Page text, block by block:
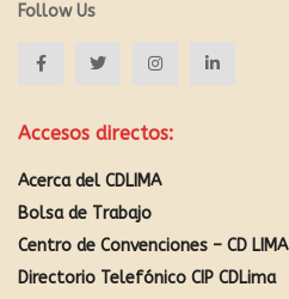
Follow Us
Accesos directos:
Acerca del CDLIMA
Bolsa de Trabajo
Centro de Convenciones – CD LIMA
Directorio Telefónico CIP CDLima